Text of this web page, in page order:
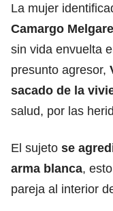
La mujer
Camargo
sin vida envuelta
presunto agresor,
sacado de la
salud, por las
El sujeto se
arma blanca,
pareja al interior